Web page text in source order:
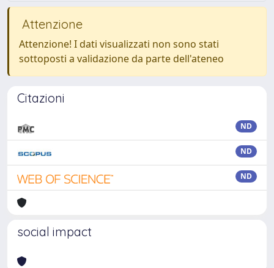
Attenzione
Attenzione! I dati visualizzati non sono stati
sottoposti a validazione da parte dell'ateneo
Citazioni
ND
ND
ND
social impact